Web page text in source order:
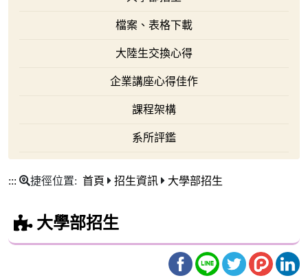
檔案、表格下載
大陸生交換心得
企業講座心得佳作
課程架構
系所評鑑
::: 捷徑位置: 首頁 招生資訊 大學部招生
大學部招生